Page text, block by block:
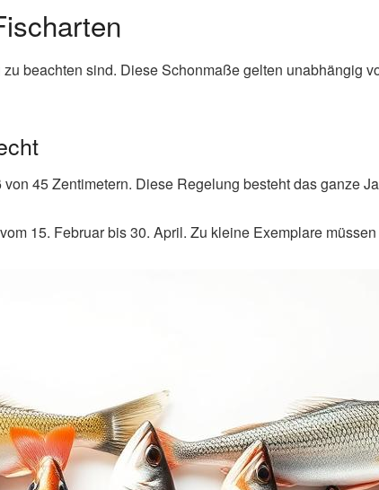
beachten sind. Diese Schonmaße gelten unabhängig
von 45 Zentimetern. Diese Regelung besteht das ganze
15. Februar bis 30. April. Zu kleine Exemplare